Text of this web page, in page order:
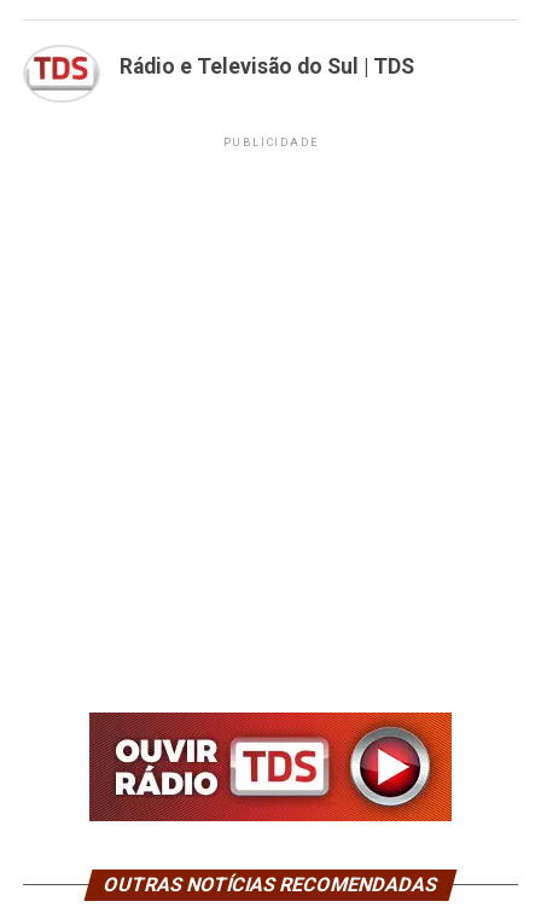
Rádio e Televisão do Sul | TDS
PUBLICIDADE
OUTRAS NOTÍCIAS RECOMENDADAS